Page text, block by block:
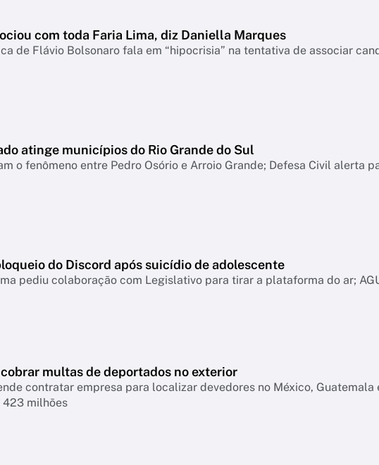
com toda Faria Lima, diz Daniella Marques
de Flávio Bolsonaro fala em “hipocrisia” na tentativa de associar
atinge municípios do Rio Grande do Sul
o fenômeno entre Pedro Osório e Arroio Grande; Defesa Civil alerta
do Discord após suicídio de adolescente
pediu colaboração com Legislativo para tirar a plataforma do ar;
multas de deportados no exterior
contratar empresa para localizar devedores no México, Guatemala
milhões